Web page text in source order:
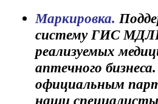
Маркировка.
систему ГИС
реализуемых
аптечного
официальным
наши специалисты